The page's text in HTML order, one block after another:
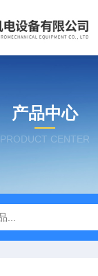
产品中心
PRODUCT CENTER